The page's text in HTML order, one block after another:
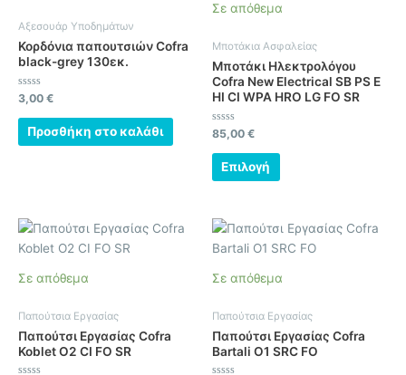
Αξεσουάρ Υποδημάτων
Κορδόνια παπουτσιών Cofra
black-grey 130εκ.
Βαθμολογήθηκε
με
0
από
3,00 €
Προσθήκη στο καλάθι
Σε απόθεμα
Μποτάκια Ασφαλείας
Μποτάκι Ηλεκτρολόγου
Cofra New Electrical SB PS E
HI CI WPA HRO LG FO SR
Βαθμολογήθηκε
0
από
85,00 €
Επιλογή
πολλαπλές
επιλογές
μπορούν
στη
σελίδα
Σε απόθεμα
Παπούτσια Εργασίας
Παπούτσι Εργασίας Cofra
Koblet O2 CI FO SR
Αυτό
το
έχει
Οι
Σε απόθεμα
Παπούτσια Εργασίας
Παπούτσι Εργασίας Cofra
Bartali O1 SRC FO
Αυτό
το
έχει
Οι